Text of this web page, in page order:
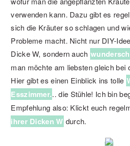
verwenden kann. Dazu gibt es
sich die Kräuter so schlagen und
Probleme macht. Nicht nur DIY-
Dicke W, sondern auch
man möchte am liebsten gleich bei
Hier gibt es einen Einblick ins tolle
Esszimmer... die Stühle! Ich bin
Empfehlung also: Klickt euch
ihrer Dicken W durch.